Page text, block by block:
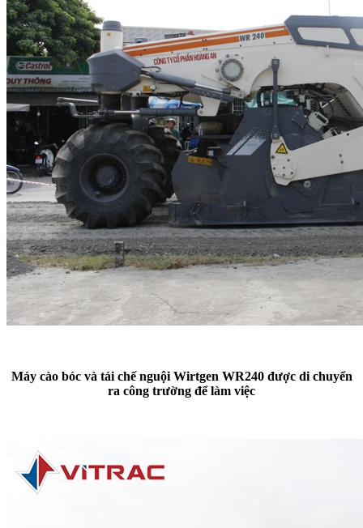
Máy cào bóc và tái chế nguội Wirtgen WR240 được di chuyển
ra công trường để làm việc